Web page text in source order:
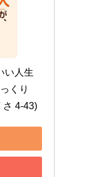
い人生
くり
さ 4-43)